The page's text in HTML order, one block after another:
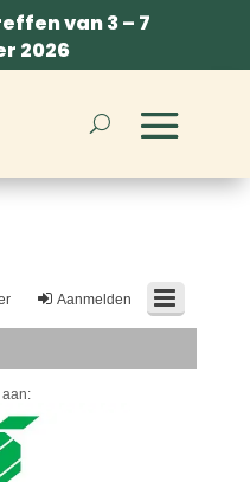
van 3 – 7
2026